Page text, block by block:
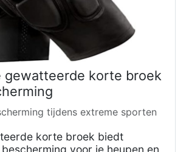
gewatteerde korte broek
tijdens extreme sporten
korte broek biedt
voor je heupen en